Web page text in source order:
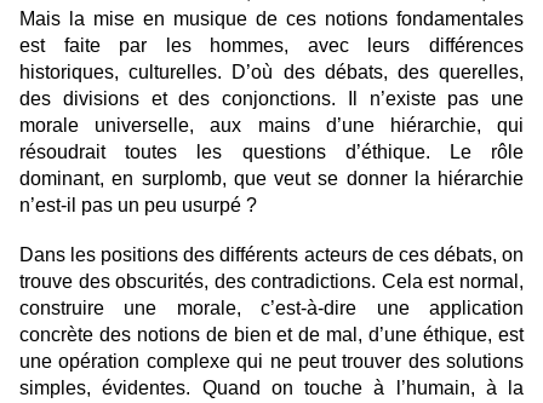
Mais la mise en musique de ces notions fondamentales
est faite par les hommes, avec leurs différences
historiques, culturelles. D’où des débats, des querelles,
des divisions et des conjonctions. Il n’existe pas une
morale universelle, aux mains d’une hiérarchie, qui
résoudrait toutes les questions d’éthique. Le rôle
dominant, en surplomb, que veut se donner la hiérarchie
n’est-il pas un peu usurpé ?
Dans les positions des différents acteurs de ces débats, on
trouve des obscurités, des contradictions. Cela est normal,
construire une morale, c’est-à-dire une application
concrète des notions de bien et de mal, d’une éthique, est
une opération complexe qui ne peut trouver des solutions
simples, évidentes. Quand on touche à l’humain, à la